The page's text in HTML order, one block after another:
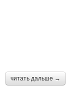
читать дальше →